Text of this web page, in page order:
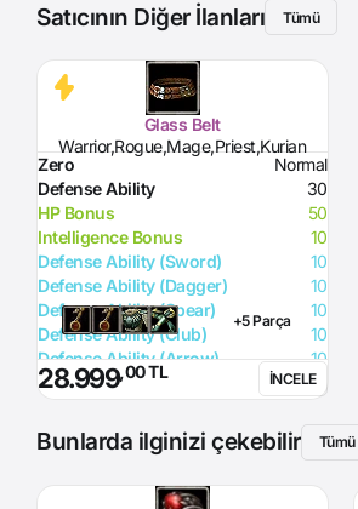
Satıcının Diğer İlanları Tümü
Glass Belt
Warrior,Rogue,Mage,Priest,Kurian
Zero
Normal
Defense Ability
30
HP Bonus
50
Intelligence Bonus
10
Defense Ability (Sword)
10
Defense Ability (Dagger)
10
Defense Ability (Spear)
10
Defense Ability (Club)
10
Defense Ability (Arrow)
10
Defense Ability (Axe)
10
+5 Parça
28.999,00 TL İNCELE
Bunlarda ilginizi çekebilir Tümü